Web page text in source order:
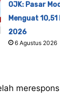
OJK: Pasar
Menguat
2026
6 Agustus 2026